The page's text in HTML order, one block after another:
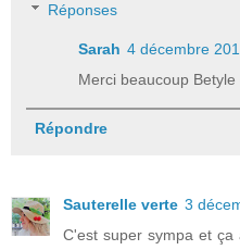
Réponses
Sarah 4 décembre
Merci beaucoup
Répondre
Sauterelle verte 3
C'est super sympa et ça